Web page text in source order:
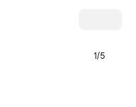
1/5